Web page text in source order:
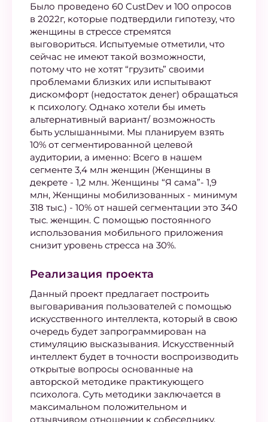
Было проведено 60 CustDev и 100 опросов
в 2022г, которые подтвердили гипотезу, что
женщины в стрессе стремятся
выговориться. Испытуемые отметили, что
сейчас не имеют такой возможности,
потому что не хотят “грузить” своими
проблемами близких или испытывают
дискомфорт (недостаток денег) обращаться
к психологу. Однако хотели бы иметь
альтернативный вариант/ возможность
быть услышанными. Мы планируем взять
10% от сегментированной целевой
аудитории, а именно: Всего в нашем
сегменте 3,4 млн женщин (Женщины в
декрете - 1,2 млн. Женщины “Я сама”- 1,9
млн, Женщины мобилизованных - минимум
318 тыс.) - 10% от нашей сегментации это 340
тыс. женщин. С помощью постоянного
использования мобильного приложения
снизит уровень стресса на 30%.
Реализация проекта
Данный проект предлагает построить
выговаривания пользователей с помощью
искусственного интеллекта, который в свою
очередь будет запрограммирован на
стимуляцию высказывания. Искусственный
интеллект будет в точности воспроизводить
открытые вопросы основанные на
авторской методике практикующего
психолога. Суть методики заключается в
максимальном положительном и
отзывчивом отношении к собеседнику.